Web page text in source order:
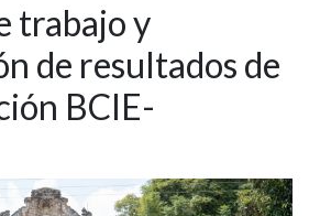
trabajo y
de resultados de
BCIE-